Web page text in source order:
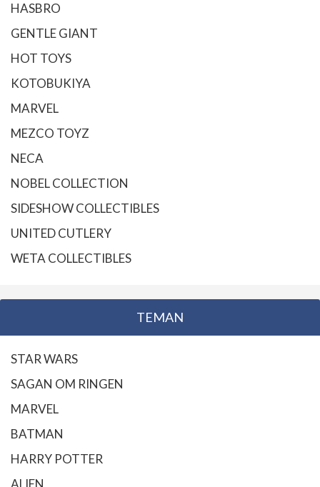
HASBRO
GENTLE GIANT
HOT TOYS
KOTOBUKIYA
MARVEL
MEZCO TOYZ
NECA
NOBEL COLLECTION
SIDESHOW COLLECTIBLES
UNITED CUTLERY
WETA COLLECTIBLES
TEMAN
STAR WARS
SAGAN OM RINGEN
MARVEL
BATMAN
HARRY POTTER
ALIEN